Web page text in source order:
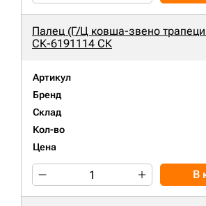
Палец (Г/Ц ковша-звено
СК-6191114 СК
Артикул
Бренд
Склад
Кол-во
Цена
В